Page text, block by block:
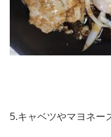
5.キャベツやマヨネー